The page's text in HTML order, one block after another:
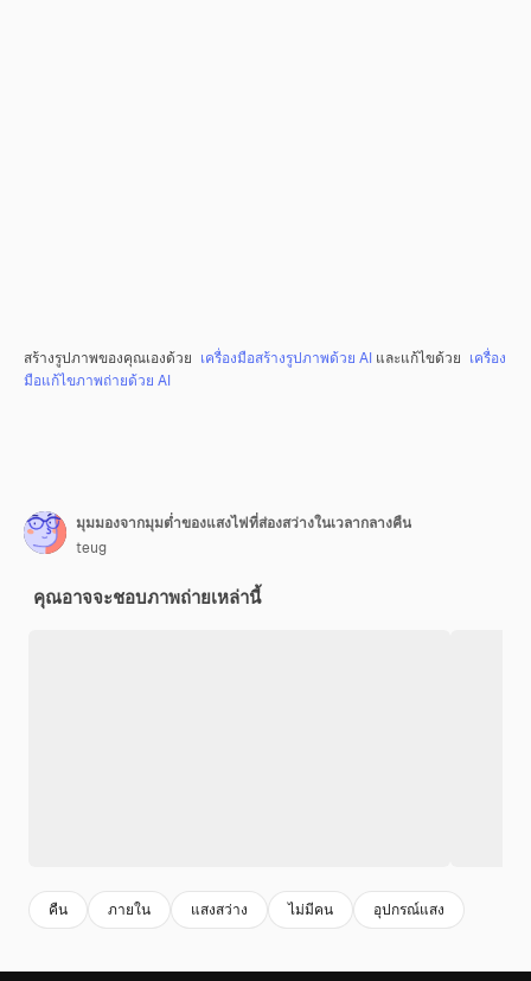
สร้างรูปภาพของคุณเองด้วย เครื่องมือสร้างรูปภาพด้วย AI และแก้ไขด้วย เครื่อง
มือแก้ไขภาพถ่ายด้วย AI
มุมมองจากมุมต่ำของแสงไฟที่ส่องสว่างในเวลากลางคืน
teug
คุณอาจจะชอบภาพถ่ายเหล่านี้
คืน ภายใน แสงสว่าง ไม่มีคน อุปกรณ์แสง